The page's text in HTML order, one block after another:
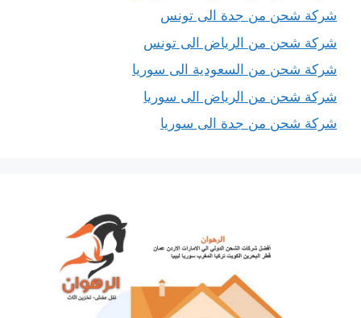
شركة شحن من جدة الى تونس
شركة شحن من الرياض الى تونس
شركة شحن من السعودية الى سوريا
شركة شحن من الرياض الى سوريا
شركة شحن من جدة الى سوريا